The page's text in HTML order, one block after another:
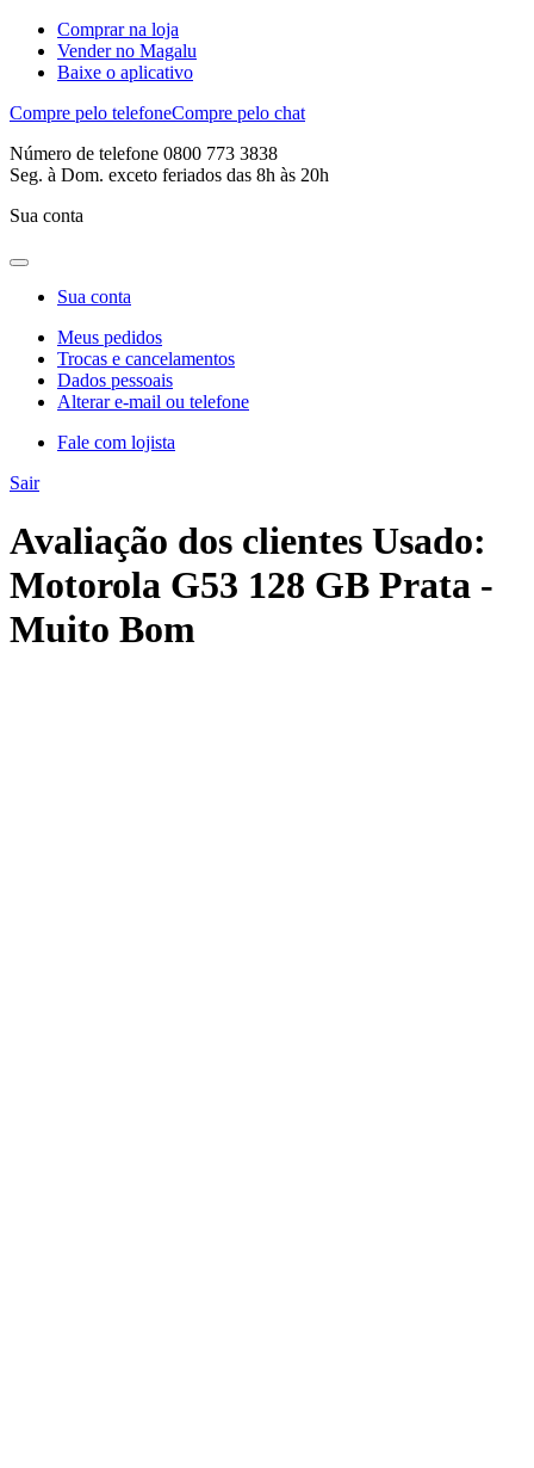
Comprar na loja
Vender no Magalu
Baixe o aplicativo
Compre pelo telefoneCompre pelo chat
Número de telefone 0800 773 3838
Seg. à Dom. exceto feriados das 8h às 20h
Sua conta
Sua conta
Meus pedidos
Trocas e cancelamentos
Dados pessoais
Alterar e-mail ou telefone
Fale com lojista
Sair
Avaliação dos clientes Usado:
Motorola G53 128 GB Prata -
Muito Bom